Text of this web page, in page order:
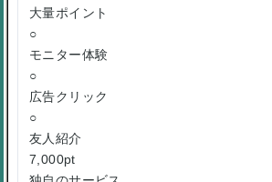
大量ポイント
○
モニター体験
○
広告クリック
○
友人紹介
7,000pt